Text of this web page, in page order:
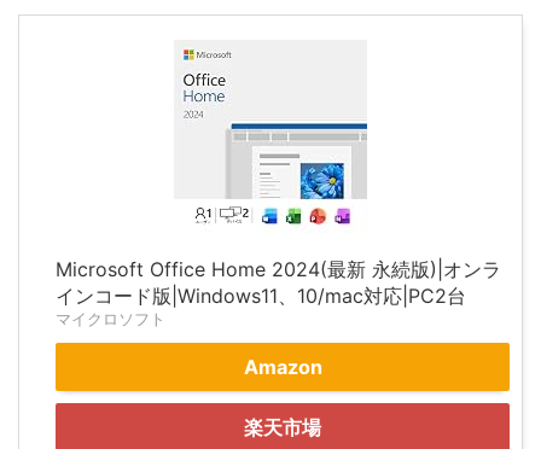
Microsoft Office Home 2024(最新 永続版)|オンラ
インコード版|Windows11、10/mac対応|PC2台
マイクロソフト
Amazon
楽天市場